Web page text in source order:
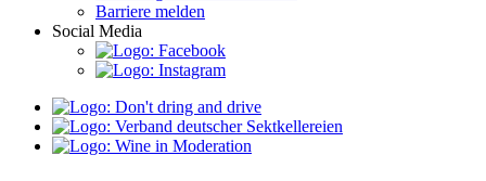
Barriere melden
Social Media